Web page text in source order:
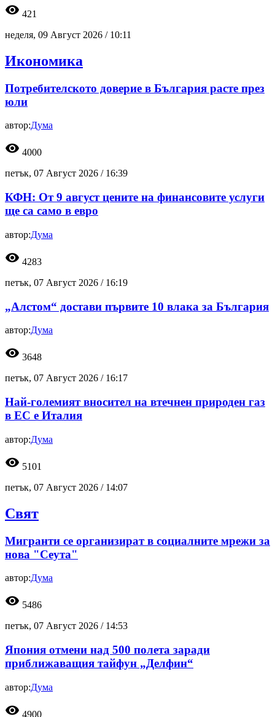
visibility 421
неделя, 09 Август 2026 / 10:11
Икономика
Потребителското доверие в България расте през
юли
автор:Дума
visibility 4000
петък, 07 Август 2026 / 16:39
КФН: От 9 август цените на финансовите услуги
ще са само в евро
автор:Дума
visibility 4283
петък, 07 Август 2026 / 16:19
„Алстом“ достави първите 10 влака за България
автор:Дума
visibility 3648
петък, 07 Август 2026 / 16:17
Най-големият вносител на втечнен природен газ
в ЕС е Италия
автор:Дума
visibility 5101
петък, 07 Август 2026 / 14:07
Свят
Мигранти се организират в социалните мрежи за
нова "Сеута"
автор:Дума
visibility 5486
петък, 07 Август 2026 / 14:53
Япония отмени над 500 полета заради
приближаващия тайфун „Делфин“
автор:Дума
visibility 4900